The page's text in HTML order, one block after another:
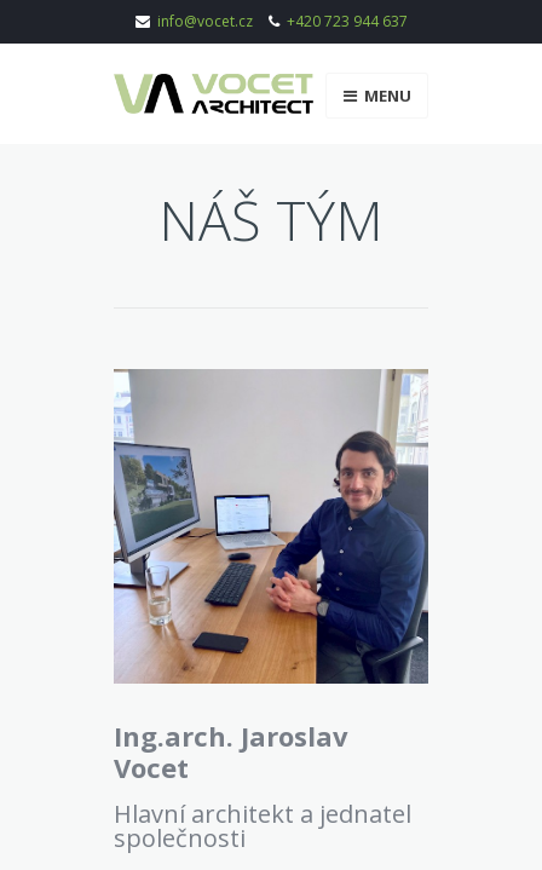
info@vocet.cz +420 723 944 637
MENU
NÁŠ TÝM
Ing.arch. Jaroslav
Vocet
Hlavní architekt a jednatel
společnosti